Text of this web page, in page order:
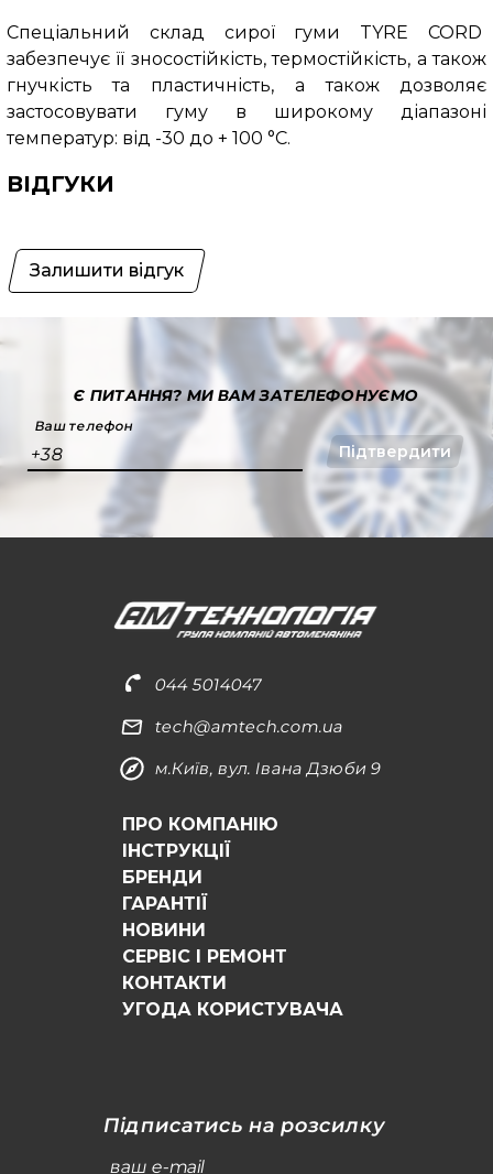
Спеціальний склад сирої гуми TYRE CORD
забезпечує її зносостійкість, термостійкість, а також
гнучкість та пластичність, а також дозволяє
застосовувати гуму в широкому діапазоні
температур: від -30 до + 100 °С.
ВІДГУКИ
Залишити відгук
Є ПИТАННЯ?МИ ВАМ ЗАТЕЛЕФОНУЄМО
Ваш телефон
+38 Підтвердити
044 5014047
tech@amtech.com.ua
м.Київ, вул. Івана Дзюби 9
ПРО КОМПАНІЮ
ІНСТРУКЦІЇ
БРЕНДИ
ГАРАНТІЇ
НОВИНИ
СЕРВІС І РЕМОНТ
КОНТАКТИ
УГОДА КОРИСТУВАЧА
Підписатись на розсилку
ваш e-mail